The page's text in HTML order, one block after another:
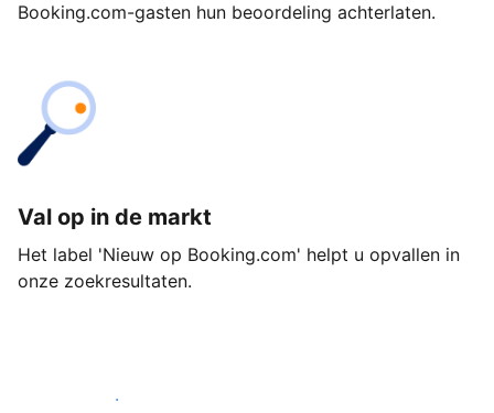
Booking.com-gasten hun beoordeling achterlaten.
Val op in de markt
Het label 'Nieuw op Booking.com' helpt u opvallen in
onze zoekresultaten.
Begin vandaag nog